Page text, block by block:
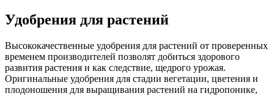
Удобрения для растений
Высококачественные удобрения для растений от проверенных
временем производителей позволят добиться здорового
развития растения и как следствие, щедрого урожая.
Оригинальные удобрения для стадии вегетации, цветения и
плодоношения для выращивания растений на гидропонике,